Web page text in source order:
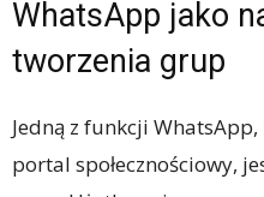
WhatsApp jako
tworzenia grup
Jedną z funkcji
portal społecznościowy,